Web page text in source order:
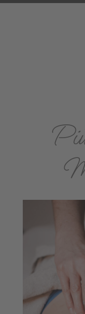
abbigliamento da